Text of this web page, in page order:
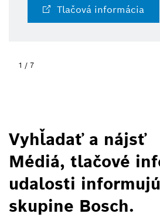
Tlačová informácia
1 / 7
Vyhľadať a nájsť
Médiá, tlačové
udalosti
skupine Bosch.